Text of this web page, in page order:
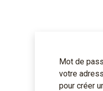
Mot de
votre
pour créer